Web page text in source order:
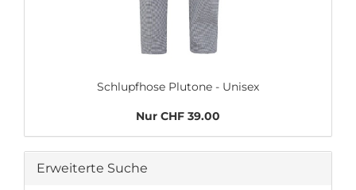
Schlupfhose Plutone - Unisex
Nur CHF 39.00
Erweiterte Suche